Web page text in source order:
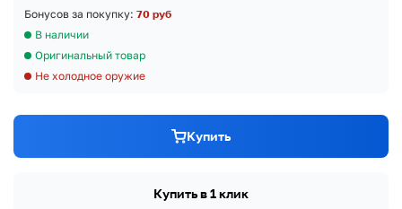
Бонусов за покупку: 70 руб
В наличии
Оригинальный товар
Не холодное оружие
Купить
Купить в 1 клик